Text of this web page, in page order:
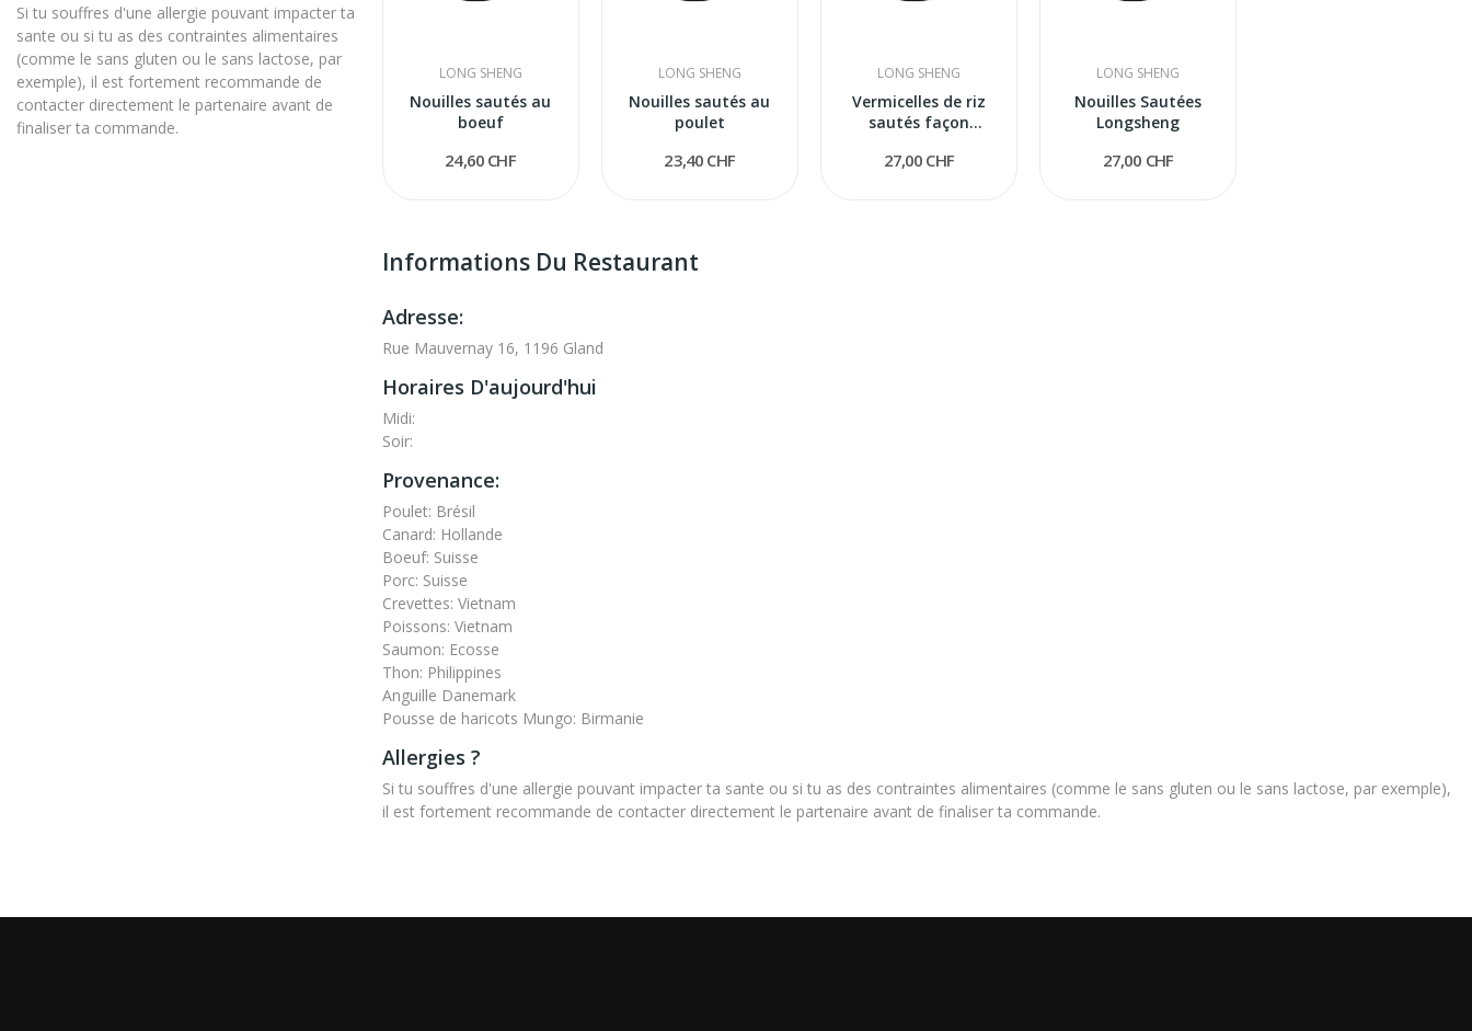
Si tu souffres d'une allergie pouvant impacter ta
sante ou si tu as des contraintes alimentaires
(comme le sans gluten ou le sans lactose, par
exemple), il est fortement recommande de
contacter directement le partenaire avant de
finaliser ta commande.
LONG SHENG
Nouilles sautés au
boeuf
24,60 CHF
LONG SHENG
Nouilles sautés au
poulet
23,40 CHF
LONG SHENG
Vermicelles de riz
sautés façon
27,00 CHF
LONG SHENG
Nouilles Sautées
Longsheng
27,00 CHF
Informations Du Restaurant
Adresse:
Rue Mauvernay 16, 1196 Gland
Horaires D'aujourd'hui
Midi:
Soir:
Provenance:
Poulet: Brésil
Canard: Hollande
Boeuf: Suisse
Porc: Suisse
Crevettes: Vietnam
Poissons: Vietnam
Saumon: Ecosse
Thon: Philippines
Anguille Danemark
Pousse de haricots Mungo: Birmanie
Allergies ?
Si tu souffres d'une allergie pouvant impacter ta sante ou si tu as des contraintes alimentaires (comme le sans gluten ou le sans lactose, par exemple),
il est fortement recommande de contacter directement le partenaire avant de finaliser ta commande.